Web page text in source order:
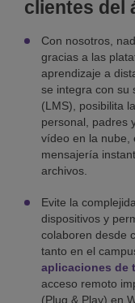
clientes del
Con nosotros,
gracias a las
aprendizaje a
se integra con su
(LMS), posibilita
personal, padres
vídeo en la nube,
mensajería
archivos.
Evite la
dispositivos y
colaboren desde
tanto en el
aplicaciones de
acceso remoto
(Plug & Play) en